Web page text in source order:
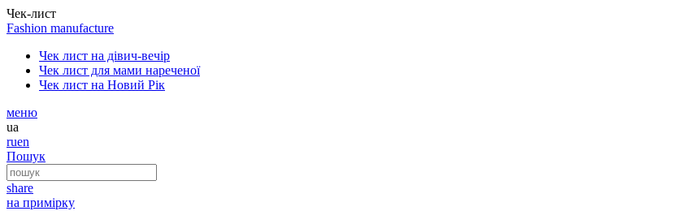
Чек-лист
Fashion manufacture
Чек лист на дівич-вечір
Чек лист для мами нареченої
Чек лист на Новий Рік
меню
ua
ruen
Пошук
share
на примірку